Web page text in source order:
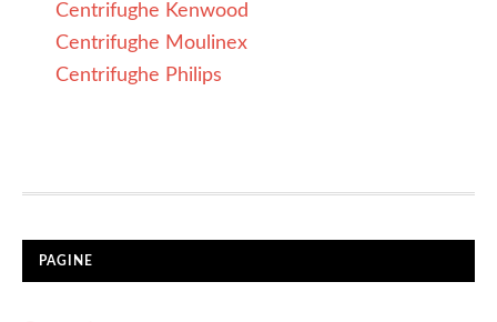
Centrifughe Kenwood
Centrifughe Moulinex
Centrifughe Philips
PAGINE